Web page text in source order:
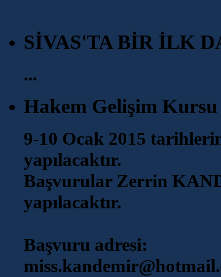
SİVAS'TA BİR İLK
...
Hakem Gelişim Kursu
9-10 Ocak 2015
yapılacaktır.
Başvurular Zerrin
yapılacaktır.
Başvuru adresi: